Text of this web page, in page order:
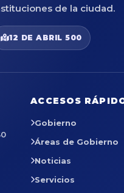
de la ciudad.
12 DE ABRIL 500
ACCESOS
Gobierno
Áreas de Gobierno
Noticias
Servicios